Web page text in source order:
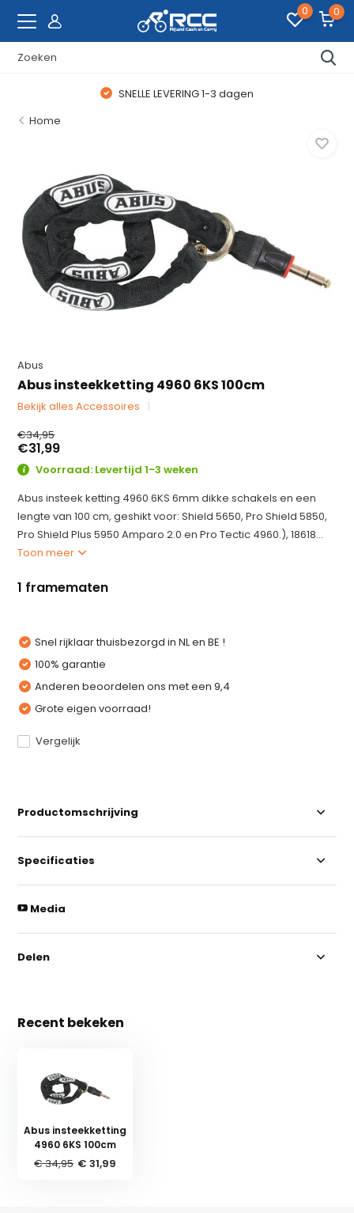
0 0
SNELLE LEVERING 1-3 dagen
Home
Abus
Abus insteekketting 4960 6KS 100cm
Bekijk alles Accessoires
€34,95
€31,99
Voorraad: Levertijd 1-3 weken
Abus insteek ketting 4960 6KS 6mm dikke schakels en een
lengte van 100 cm, geshikt voor: Shield 5650, Pro Shield 5850,
Pro Shield Plus 5950 Amparo 2.0 en Pro Tectic 4960.), 18618...
Toon meer
1 framematen
Snel rijklaar thuisbezorgd in NL en BE !
100% garantie
Anderen beoordelen ons met een 9,4
Grote eigen voorraad!
Vergelijk
Productomschrijving
Specificaties
Media
Delen
Recent bekeken
Abus insteekketting
4960 6KS 100cm
€ 34,95 € 31,99